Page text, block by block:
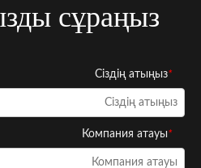
сұраңыз
*
Сіздің атыңыз
*
Компания атауы